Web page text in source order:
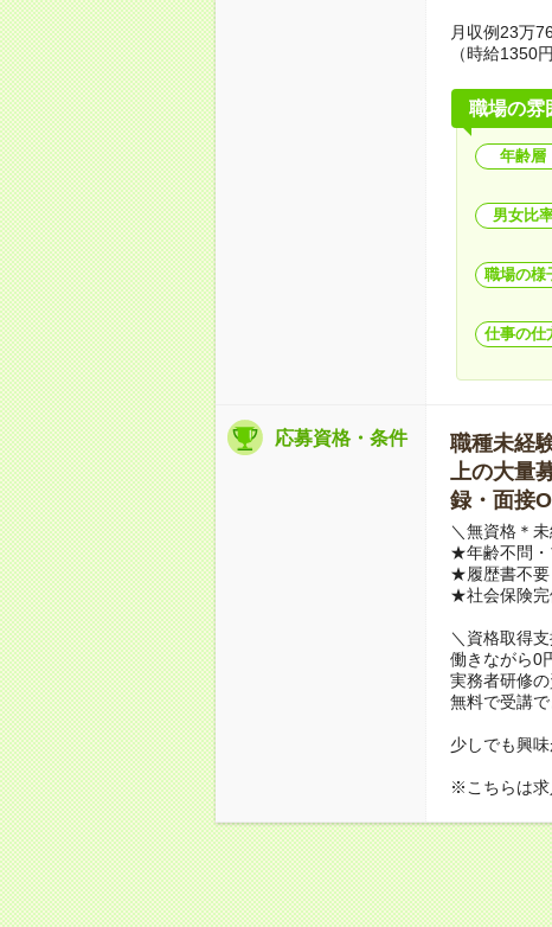
月収例23万
（時給1350
職場の雰
年齢層
男女比
職場の様
仕事の仕
応募資格・条件
職種未経
上の大量
録・面接
＼無資格＊
★年齢不問・
★履歴書不要
★社会保険完
＼資格取得
働きながら0
実務者研修
無料で受講で
少しでも興
※こちらは求